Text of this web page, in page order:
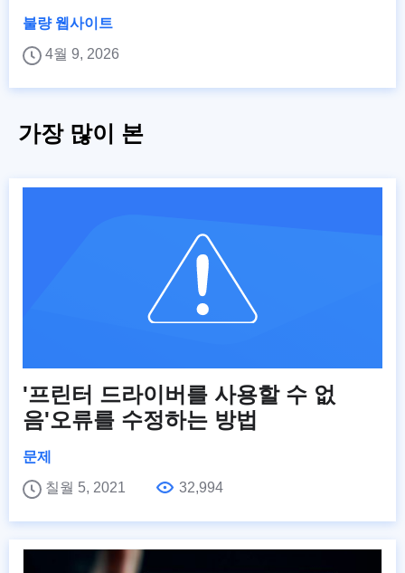
불량 웹사이트
4월 9, 2026
가장 많이 본
'프린터 드라이버를 사용할 수 없
음'오류를 수정하는 방법
문제
칠월 5, 2021
32,994